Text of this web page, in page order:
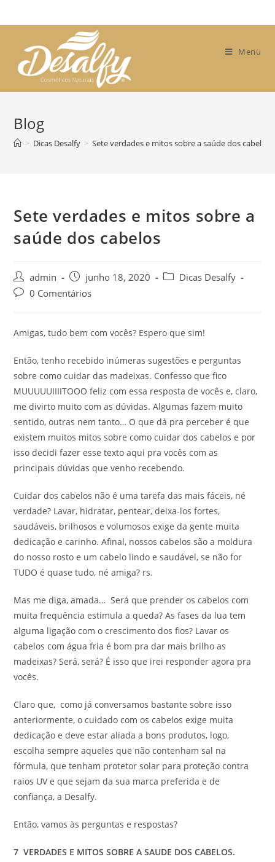
to
Menu
Blog
> Dicas Desalfy > Sete verdades e mitos sobre a saúde dos cabelos
Sete verdades e mitos sobre a
saúde dos cabelos
Post
author:
admin
Post
published:
junho 18, 2020
PostDicas Desalfy
Post0 Comentários
Amigas, tudo bem com vocês? Espero que sim!
Então, tenho recebido inúmeras sugestões e perguntas
sobre como cuidar das madeixas. Confesso que fico
MUUUUUIIIITOOO feliz com essa resposta de vocês e, claro,
me divirto muito com as dúvidas. Algumas fazem muito
sentido, outras nem tanto… O que dá pra perceber é que
existem muitos mitos sobre como cuidar dos cabelos e por
isso decidi fazer esse texto aqui pra vocês com as
principais dúvidas que venho recebendo.
Cuidar dos cabelos não é uma tarefa das mais fáceis, né
verdade? Lavar, hidratar, pentear, deixa-los fortes,
saudáveis, brilhosos e volumosos exige da gente muita
dedicação e carinho. Afinal, nossos cabelos são a moldura
do nosso rosto e um cabelo lindo e saudável, se não for
TUDO é quase tudo, né amiga? rs.
Mas me diga, amada… Será que prender os cabelos com
muita frequência estimula a queda? As fases da lua tem
alguma ligação com o crescimento dos fios? Lavar os
cabelos com água fria é bom pra dar mais brilho as
madeixas? Será, será? É isso que irei responder agora pra
vocês.
Claro que, como já conversamos bastante sobre isso
anteriormente, o cuidado com os cabelos exige muita
dedicação e deve estar aliada a bons produtos, logo,
escolha sempre aqueles que não contenham sal na
fórmula, que tenham protetor solar para proteção contra
raios UV e que sejam da sua marca preferida e de
confiança, a Desalfy.
Então, vamos às perguntas e respostas?
7 VERDADES E MITOS SOBRE A SAUDE DOS CABELOS.